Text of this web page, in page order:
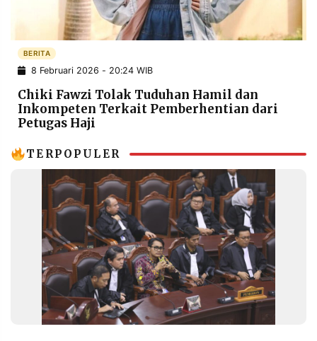
WARGA
INFORMASI
IKLAN
KIRIM
PENGADUAN TERM
OF
SERVICE
IKUTI
RESOLUSI
MEDIA
BERITA
8 Februari 2026 - 20:24 WIB
Chiki Fawzi Tolak Tuduhan Hamil dan
Inkompeten Terkait Pemberhentian dari
Petugas Haji
TERPOPULER